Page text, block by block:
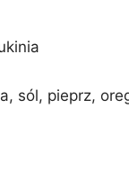
sól, pieprz,